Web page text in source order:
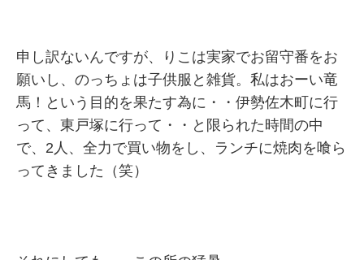
申し訳ないんですが、りこは実家でお留守番をお
願いし、のっちょは子供服と雑貨。私はおーい竜
馬！という目的を果たす為に・・伊勢佐木町に行
って、東戸塚に行って・・と限られた時間の中
で、2人、全力で買い物をし、ランチに焼肉を喰ら
ってきました（笑）